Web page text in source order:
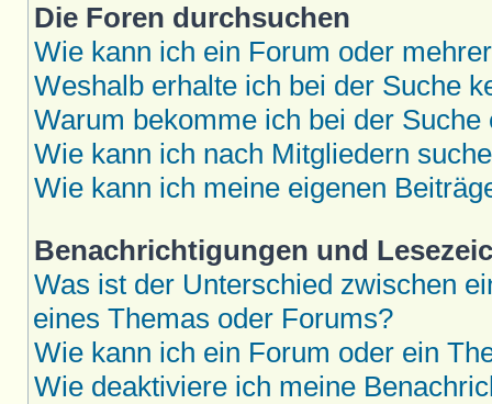
Die Foren durchsuchen
Wie kann ich ein Forum oder
Weshalb erhalte ich bei der Suche
Warum bekomme ich bei der Suche
Wie kann ich nach Mitgliedern
Wie kann ich meine eigenen
Benachrichtigungen und
Was ist der Unterschied zwischen
eines Themas oder Forums?
Wie kann ich ein Forum oder ein
Wie deaktiviere ich meine